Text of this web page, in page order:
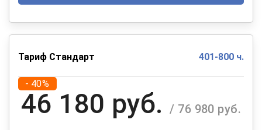
Тариф Стандарт 401-800 ч.
- 40%
46 180 руб. / 76 980 руб.